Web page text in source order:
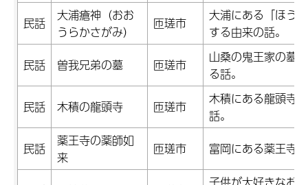
民話
大浦瘡神（おお
うらかさがみ）
匝瑳市
大浦にある「ほう
する由来の話。
民話
曽我兄弟の墓 匝瑳市
山桑の鬼王家の墓
る話。
民話
木積の龍頭寺 匝瑳市
木積にある龍頭寺
話。
民話
薬王寺の薬師如
来
匝瑳市 富岡にある薬王寺